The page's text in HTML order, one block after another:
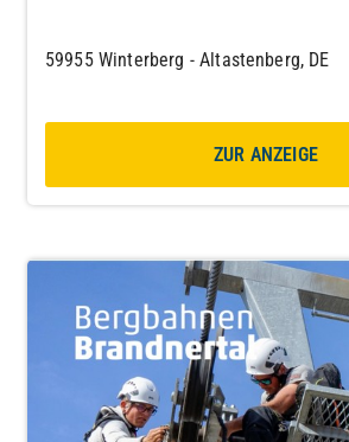
59955 Winterberg - Altastenberg, DE
ZUR ANZEIGE